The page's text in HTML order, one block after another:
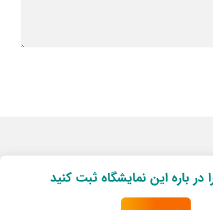
در باره این نمایشگاه ثبت کنید